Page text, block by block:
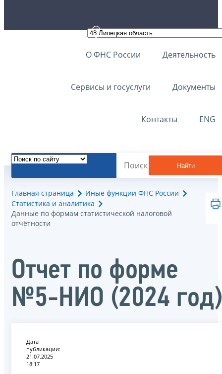
О ФНС России Деятельность
Сервисы и госуслуги Документы
Контакты ENG
Найти
Главная страница
Иные функции ФНС России
Статистика и аналитика
Данные по формам статистической налоговой
отчётности
Отчет по форме
№5-НИО (2024 год)
Дата
публикации:
21.07.2025
18:17